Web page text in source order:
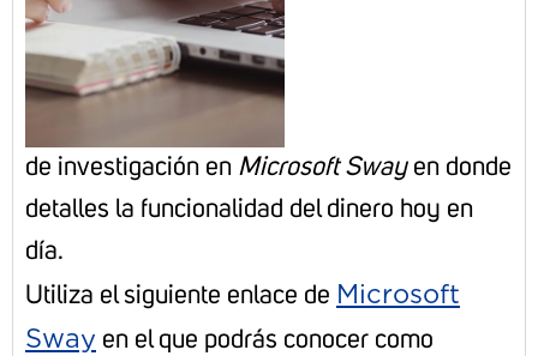
de investigación en Microsoft Swayen donde
detalles la funcionalidad del dinero hoy en
día.
Utiliza el siguiente enlace de Microsoft
Sway en el que podrás conocer como